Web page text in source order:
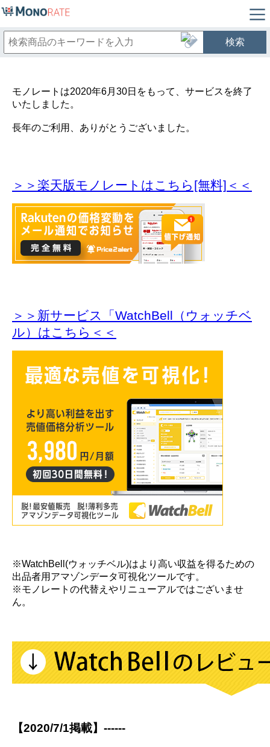
検索
モノレートは2020年6月30日をもって、サービスを終了
いたしました。
長年のご利用、ありがとうございました。
＞＞楽天版モノレートはこちら[無料]＜＜
＞＞新サービス「WatchBell（ウォッチベ
ル）はこちら＜＜
※WatchBell(ウォッチベル)はより高い収益を得るための
出品者用アマゾンデータ可視化ツールです。
※モノレートの代替えやリニューアルではございませ
ん。
【2020/7/1掲載】------